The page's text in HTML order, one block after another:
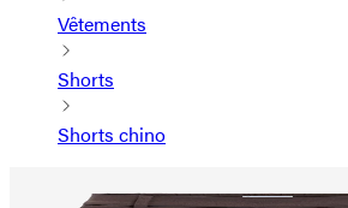
Vêtements
Shorts
Shorts chino